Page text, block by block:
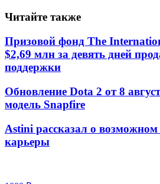
Читайте также
Призовой фонд The
$2,69 млн за девять дней
поддержки
Обновление Dota 2 от 8
модель Snapfire
Astini рассказал о
карьеры